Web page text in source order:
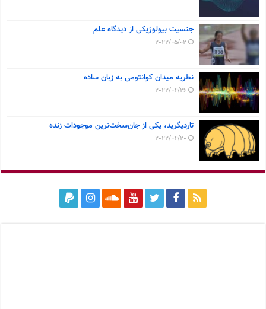
جنسیت بیولوژیکی از دیدگاه علم
2022/05/02
نظریه میدان کوانتومی به زبان ساده
2022/04/26
تاردیگرید، یکی از جان‌سخت‌ترین موجودات زنده
2022/04/20